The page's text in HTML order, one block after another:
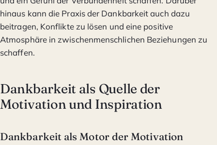
hinaus kann die Praxis der Dankbarkeit auch dazu
beitragen, Konflikte zu lösen und eine positive
Atmosphäre in zwischenmenschlichen Beziehungen zu
schaffen.
Dankbarkeit als Quelle der
Motivation und Inspiration
Dankbarkeit als Motor der Motivation